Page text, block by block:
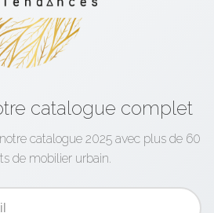
catalogue complet
catalogue 2025 avec plus de 60
de mobilier urbain.